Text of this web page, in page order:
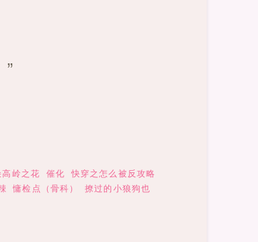
岭之花 催化 快穿之怎么被反攻略
慵检点（骨科）
撩过的小狼狗也